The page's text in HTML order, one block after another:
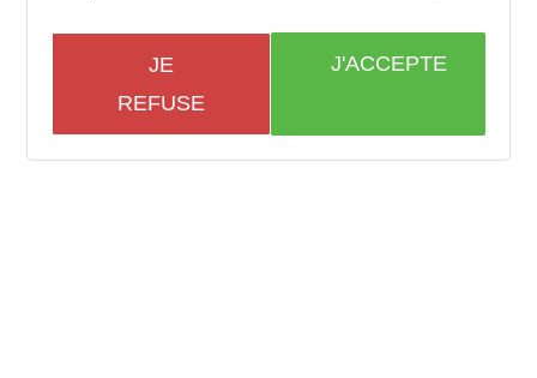
JE
REFUSE
J'ACCEPTE